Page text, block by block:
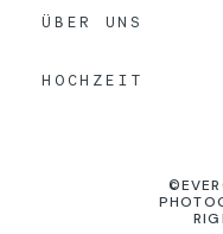
ÜBER UNS
HOCHZEIT